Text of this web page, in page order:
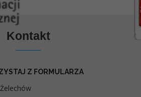
Kontakt
Z FORMULARZA